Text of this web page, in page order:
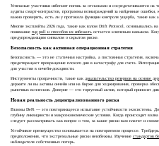
Успешные участники избегают погонь за отскоками и сосредотачиваются
аудиты смарт-контрактов, программы вознаграждений за найденные
важно проверить, есть ли у протокола функции контроля ущерба, такие как
Многие эксплойты 2026 года, такие как взлом Drift Protocol, основывались
понимание rug pull и способов их избежатьостается ключевым навыком.
предупреждающим сигналом о скрытом риске.
Безопасность как активная операционная стратегия
Безопасность — это не статичная настройка, а постоянная стратегия,
предотвращает превращение плохого дня в катастрофу для счета. Интеграция
для участия в ончейн-доходности.
Инструменты прозрачности, такие как доказательство резервов на основе
держите ли вы активы ончейн или на бирже для хеджирования, проверка
рыночных всплесков. Доверие — это торгуемый актив, который приносит
Новая реальность децентрализованного риска
Взломы DeFi — это повторяющееся испытание устойчивости экосистемы.
глубину ликвидности и макроэкономические условия. Когда происходит
следует рассматривать как вопрос о том, за какие риски вам платят и
Устойчивое преимущество основывается на повторяемом процессе.
предположения, что экстремальные риски неизбежны. Изучение стандартов
наблюдателя собственных потерь.